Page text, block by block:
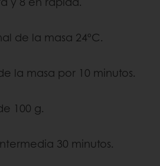
de la masa 24ºC.
la masa por 10 minutos.
100 g.
30 minutos.